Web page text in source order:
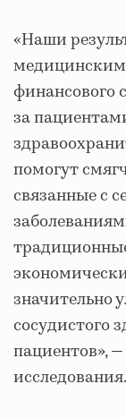
«Наши
медицинским
финансового
за
помогут
связанные с
значительно
сосудистого
пациентов»,
исследования.